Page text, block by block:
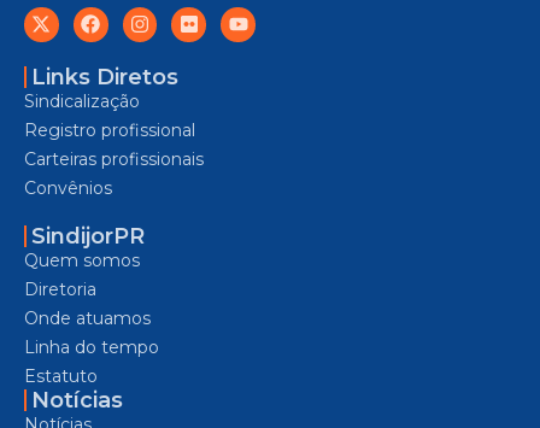
Links Diretos
Sindicalização
Registro profissional
Carteiras profissionais
Convênios
SindijorPR
Quem somos
Diretoria
Onde atuamos
Linha do tempo
Estatuto
Notícias